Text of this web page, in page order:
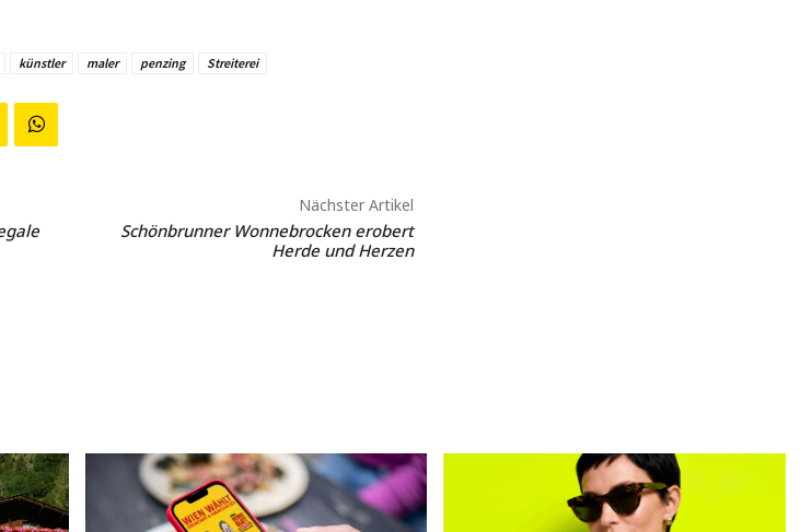
künstler maler penzing Streiterei
Nächster Artikel
Schönbrunner Wonnebrocken erobert
Herde und Herzen